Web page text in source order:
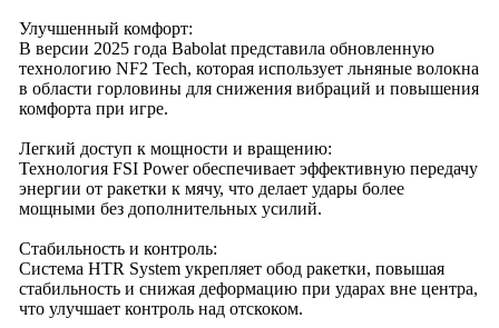
Улучшенный комфорт:
В версии 2025 года Babolat представила обновленную
технологию NF2 Tech, которая использует льняные волокна
в области горловины для снижения вибраций и повышения
комфорта при игре.
Легкий доступ к мощности и вращению:
Технология FSI Power обеспечивает эффективную передачу
энергии от ракетки к мячу, что делает удары более
мощными без дополнительных усилий.
Стабильность и контроль:
Система HTR System укрепляет обод ракетки, повышая
стабильность и снижая деформацию при ударах вне центра,
что улучшает контроль над отскоком.